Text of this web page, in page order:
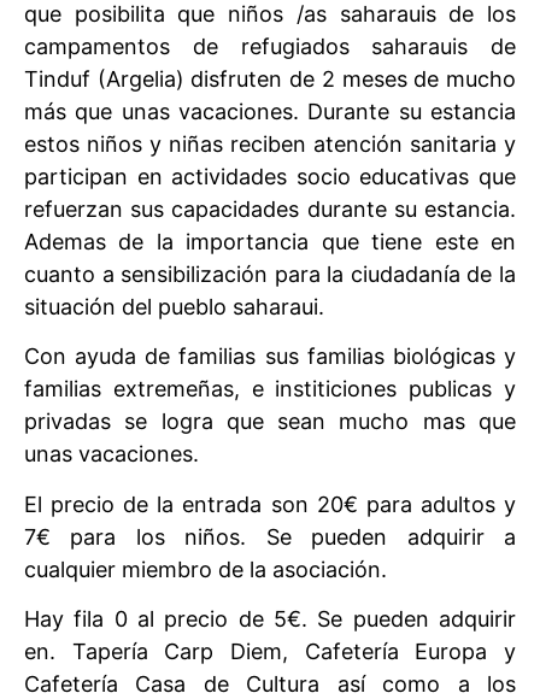
que posibilita que niños /as saharauis de los
campamentos de refugiados saharauis de
Tinduf (Argelia) disfruten de 2 meses de mucho
más que unas vacaciones. Durante su estancia
estos niños y niñas reciben atención sanitaria y
participan en actividades socio educativas que
refuerzan sus capacidades durante su estancia.
Ademas de la importancia que tiene este en
cuanto a sensibilización para la ciudadanía de la
situación del pueblo saharaui.
Con ayuda de familias sus familias biológicas y
familias extremeñas, e institiciones publicas y
privadas se logra que sean mucho mas que
unas vacaciones.
El precio de la entrada son 20€ para adultos y
7€ para los niños. Se pueden adquirir a
cualquier miembro de la asociación.
Hay fila 0 al precio de 5€. Se pueden adquirir
en. Tapería Carp Diem, Cafetería Europa y
Cafetería Casa de Cultura así como a los